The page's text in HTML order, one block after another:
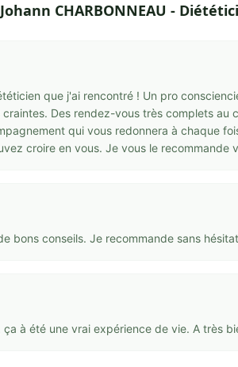
CHARBONNEAU -
que j'ai rencontré ! Un pro
Des rendez-vous très complets au
qui vous redonnera à chaque
croire en vous. Je vous le recommande
bons conseils. Je recommande sans
ça à été une vrai expérience de vie. A très